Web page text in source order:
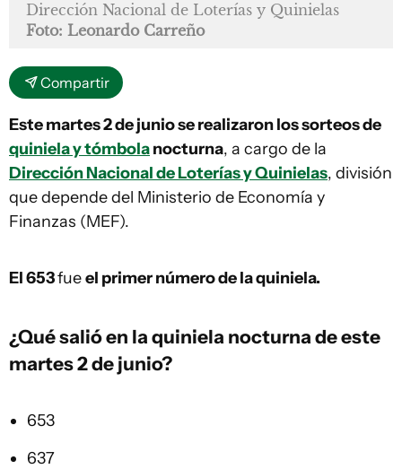
Dirección Nacional de Loterías y Quinielas
Foto: Leonardo Carreño
Compartir
Este martes 2 de junio se realizaron los sorteos de
quiniela y tómbolanocturna, a cargo de la
Dirección Nacional de Loterías y Quinielas, división
que depende del Ministerio de Economía y
Finanzas (MEF).
El 653fueel primer número de la quiniela.
¿Qué salió en laquiniela nocturna de este
martes 2 de junio?
653
637